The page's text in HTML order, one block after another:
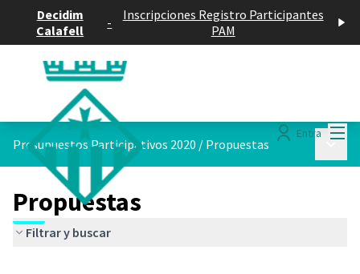
Decidim
Calafell
-
Inscripciones Registro Participantes
PAM
Entra
Presupuestos Participativos 2020 / Propuestas
Propuestas
Filtrar y buscar